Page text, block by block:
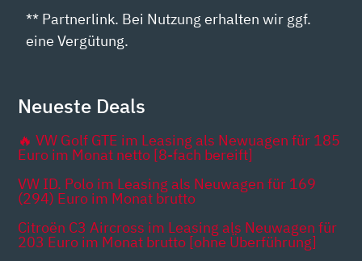
** Partnerlink. Bei Nutzung erhalten wir ggf.
eine Vergütung.
Neueste Deals
🔥 VW Golf GTE im Leasing als Newuagen für 185
Euro im Monat netto [8-fach bereift]
VW ID. Polo im Leasing als Neuwagen für 169
(294) Euro im Monat brutto
Citroën C3 Aircross im Leasing als Neuwagen für
203 Euro im Monat brutto [ohne Überführung]